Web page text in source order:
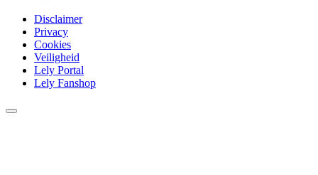
Disclaimer
Privacy
Cookies
Veiligheid
Lely Portal
Lely Fanshop